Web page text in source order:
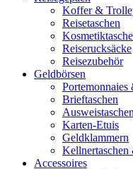
Koffer &
Reisetaschen
Reiserucksäcke
Reisezubehör
Geldbörsen
Portemonnaies
Brieftaschen
Ausweistaschen
Karten-Etuis
Geldklammern
Accessoires